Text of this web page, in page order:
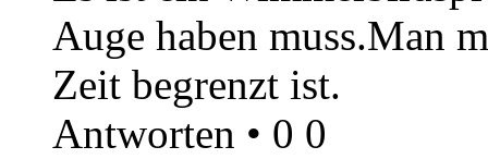
Auge haben muss.Man
Zeit begrenzt ist.
Antworten • 0 0